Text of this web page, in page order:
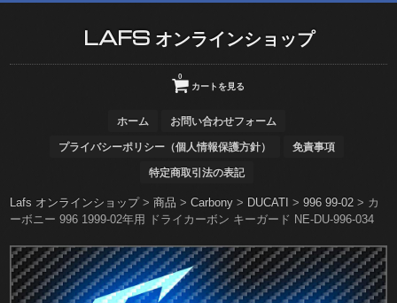
LAFS オンラインショップ
カートを見る
0
ホーム お問い合わせフォーム
プライバシーポリシー（個人情報保護方針） 免責事項
特定商取引法の表記
Lafs オンラインショップ>商品 >Carbony > DUCATI >996 99-02 > カ
ーボニー 996 1999-02年用 ドライカーボン キーガード NE-DU-996-034